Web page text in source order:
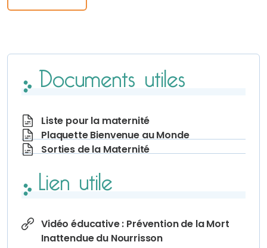
Documents utiles
Liste pour la maternité
Plaquette Bienvenue au Monde
Sorties de la Maternité
Lien utile
Vidéo éducative : Prévention de la Mort
Inattendue du Nourrisson